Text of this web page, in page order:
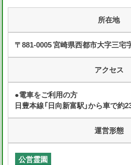
所在地
〒881-0005 宮崎県西都市大字三宅
アクセス
●電車をご利用の方
日豊本線「日向新富駅」から車で約
運営形態
公営霊園